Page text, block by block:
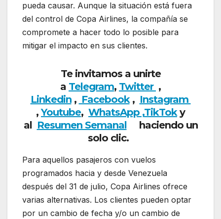
pueda causar. Aunque la situación está fuera
del control de Copa Airlines, la compañía se
compromete a hacer todo lo posible para
mitigar el impacto en sus clientes.
Te invitamos a unirte
a Telegram, Twitter ,
Linkedin, Facebook, Instagram
,Youtube, WhatsApp ,TikToky
al Resumen Semanalhaciendo un
solo clic.
Para aquellos pasajeros con vuelos
programados hacia y desde Venezuela
después del 31 de julio, Copa Airlines ofrece
varias alternativas. Los clientes pueden optar
por un cambio de fecha y/o un cambio de